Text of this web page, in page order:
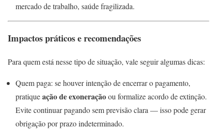
mercado de trabalho, saúde fragilizada.
Impactos práticos e recomendações
Para quem está nesse tipo de situação, vale seguir algumas dicas:
Quem paga: se houver intenção de encerrar o pagamento,
pratiqueação de exoneraçãoou formalize acordo de extinção.
Evite continuar pagando sem previsão clara — isso pode gerar
obrigação por prazo indeterminado.